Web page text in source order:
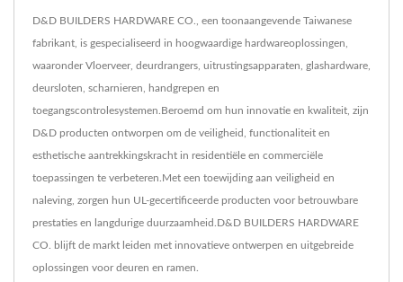
D&D BUILDERS HARDWARE CO., een toonaangevende Taiwanese
fabrikant, is gespecialiseerd in hoogwaardige hardwareoplossingen,
waaronder Vloerveer, deurdrangers, uitrustingsapparaten, glashardware,
deursloten, scharnieren, handgrepen en
toegangscontrolesystemen.Beroemd om hun innovatie en kwaliteit, zijn
D&D producten ontworpen om de veiligheid, functionaliteit en
esthetische aantrekkingskracht in residentiële en commerciële
toepassingen te verbeteren.Met een toewijding aan veiligheid en
naleving, zorgen hun UL-gecertificeerde producten voor betrouwbare
prestaties en langdurige duurzaamheid.D&D BUILDERS HARDWARE
CO. blijft de markt leiden met innovatieve ontwerpen en uitgebreide
oplossingen voor deuren en ramen.